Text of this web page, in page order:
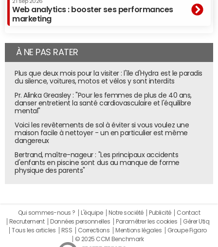
21 sep 2026
Web analytics : booster ses performances
marketing
À NE PAS RATER
Plus que deux mois pour la visiter : l'île d'Hydra est le paradis
du silence, voitures, motos et vélos y sont interdits
Pr. Alinka Greasley : "Pour les femmes de plus de 40 ans,
danser entretient la santé cardiovasculaire et l'équilibre
mental"
Voici les revêtements de sol à éviter si vous voulez une
maison facile à nettoyer - un en particulier est même
dangereux
Bertrand, maître-nageur : "Les principaux accidents
d'enfants en piscine sont dus au manque de forme
physique des parents"
Qui sommes-nous ? L'équipe Notre société Publicité
Contact
Recrutement
Données personnelles Paramétrer les cookies
Gérer Utiq
Tous les articles
RSS Corrections Mentions légales
Groupe Figaro
© 2025 CCM Benchmark